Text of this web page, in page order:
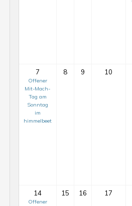
7
Offener
Mit-Mach-
Tag am
Sonntag
im
himmelbeet
8 9 10
14
Offener
15 16 17